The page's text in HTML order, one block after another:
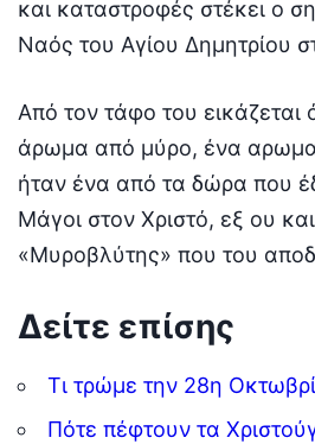
και καταστροφές στέκει ο
Ναός του Αγίου Δημητρίου
Από τον τάφο του εικάζεται
άρωμα από μύρο, ένα
ήταν ένα από τα δώρα που
Μάγοι στον Χριστό, εξ ου
«Μυροβλύτης» που του
Δείτε επίσης
Τι τρώμε την 28η
Πότε πέφτουν τα